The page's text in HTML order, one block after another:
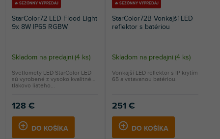
🔥 SEZÓNNY VÝPREDAJ
StarColor72 LED Flood Light
9x 8W IP65 RGBW
Skladom na predajni (4 ks)
128 €
DO KOŠÍKA
Svetlomety LED StarColor LED
sú vyrobené z vysoko kvalitného
tlakovo liateho...
🔥 SEZÓNNY VÝPREDAJ
StarColor72B Vonkajší LED
reflektor s batériou
Skladom na predajni (4 ks)
251 €
DO KOŠÍKA
Vonkajší LED reflektor s IP krytím
65 a vstavanou batériou.